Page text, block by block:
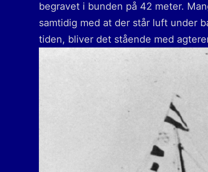
begravet i bunden på 42 meter.
samtidig med at der står luft under
tiden, bliver det stående med